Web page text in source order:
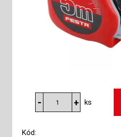
ks
Kód: